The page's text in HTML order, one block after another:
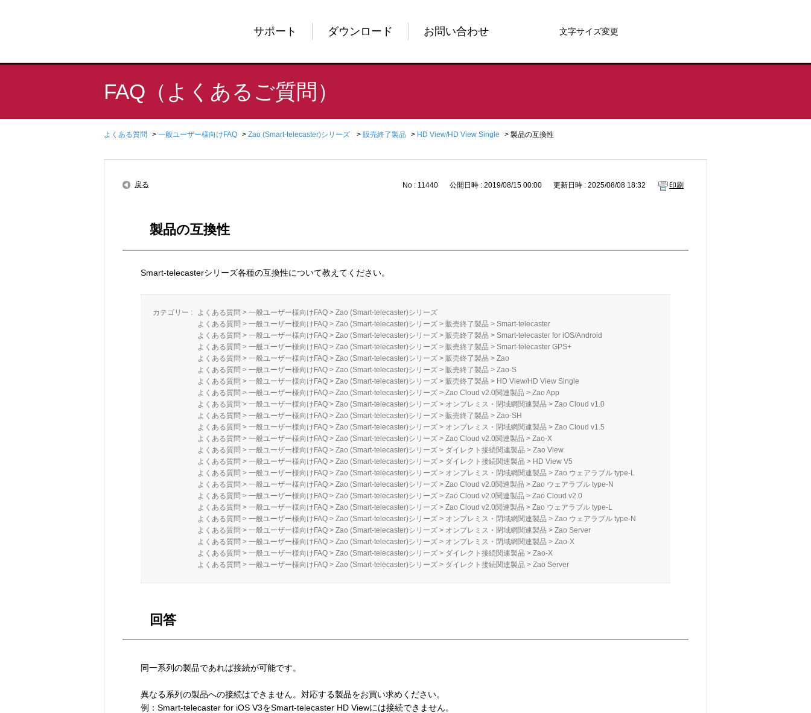
サポート ダウンロード お問い合わせ 文字サイズ変更
FAQ（よくあるご質問）
よくある質問 > 一般ユーザー様向けFAQ > Zao (Smart-telecaster)シリーズ > 販売終了製品 > HD View/HD View Single > 製品の互換性
戻る No : 11440 公開日時 : 2019/08/15 00:00 更新日時 : 2025/08/08 18:32 印刷
製品の互換性
Smart-telecasterシリーズ各種の互換性について教えてください。
カテゴリー : よくある質問 > 一般ユーザー様向けFAQ > Zao (Smart-telecaster)シリーズ
よくある質問 > 一般ユーザー様向けFAQ > Zao (Smart-telecaster)シリーズ > 販売終了製品 > Smart-telecaster
よくある質問 > 一般ユーザー様向けFAQ > Zao (Smart-telecaster)シリーズ > 販売終了製品 > Smart-telecaster for iOS/Android
よくある質問 > 一般ユーザー様向けFAQ > Zao (Smart-telecaster)シリーズ > 販売終了製品 > Smart-telecaster GPS+
よくある質問 > 一般ユーザー様向けFAQ > Zao (Smart-telecaster)シリーズ > 販売終了製品 > Zao
よくある質問 > 一般ユーザー様向けFAQ > Zao (Smart-telecaster)シリーズ > 販売終了製品 > Zao-S
よくある質問 > 一般ユーザー様向けFAQ > Zao (Smart-telecaster)シリーズ > 販売終了製品 > HD View/HD View Single
よくある質問 > 一般ユーザー様向けFAQ > Zao (Smart-telecaster)シリーズ > Zao Cloud v2.0関連製品 > Zao App
よくある質問 > 一般ユーザー様向けFAQ > Zao (Smart-telecaster)シリーズ > オンプレミス・閉域網関連製品 > Zao Cloud v1.0
よくある質問 > 一般ユーザー様向けFAQ > Zao (Smart-telecaster)シリーズ > 販売終了製品 > Zao-SH
よくある質問 > 一般ユーザー様向けFAQ > Zao (Smart-telecaster)シリーズ > オンプレミス・閉域網関連製品 > Zao Cloud v1.5
よくある質問 > 一般ユーザー様向けFAQ > Zao (Smart-telecaster)シリーズ > Zao Cloud v2.0関連製品 > Zao-X
よくある質問 > 一般ユーザー様向けFAQ > Zao (Smart-telecaster)シリーズ > ダイレクト接続関連製品 > Zao View
よくある質問 > 一般ユーザー様向けFAQ > Zao (Smart-telecaster)シリーズ > ダイレクト接続関連製品 > HD View V5
よくある質問 > 一般ユーザー様向けFAQ > Zao (Smart-telecaster)シリーズ > オンプレミス・閉域網関連製品 > Zao ウェアラブル type-L
よくある質問 > 一般ユーザー様向けFAQ > Zao (Smart-telecaster)シリーズ > Zao Cloud v2.0関連製品 > Zao ウェアラブル type-N
よくある質問 > 一般ユーザー様向けFAQ > Zao (Smart-telecaster)シリーズ > Zao Cloud v2.0関連製品 > Zao Cloud v2.0
よくある質問 > 一般ユーザー様向けFAQ > Zao (Smart-telecaster)シリーズ > Zao Cloud v2.0関連製品 > Zao ウェアラブル type-L
よくある質問 > 一般ユーザー様向けFAQ > Zao (Smart-telecaster)シリーズ > オンプレミス・閉域網関連製品 > Zao ウェアラブル type-N
よくある質問 > 一般ユーザー様向けFAQ > Zao (Smart-telecaster)シリーズ > オンプレミス・閉域網関連製品 > Zao Server
よくある質問 > 一般ユーザー様向けFAQ > Zao (Smart-telecaster)シリーズ > オンプレミス・閉域網関連製品 > Zao-X
よくある質問 > 一般ユーザー様向けFAQ > Zao (Smart-telecaster)シリーズ > ダイレクト接続関連製品 > Zao-X
よくある質問 > 一般ユーザー様向けFAQ > Zao (Smart-telecaster)シリーズ > ダイレクト接続関連製品 > Zao Server
回答
同一系列の製品であれば接続が可能です。
異なる系列の製品への接続はできません。対応する製品をお買い求めください。
例：Smart-telecaster for iOS V3をSmart-telecaster HD Viewには接続できません。